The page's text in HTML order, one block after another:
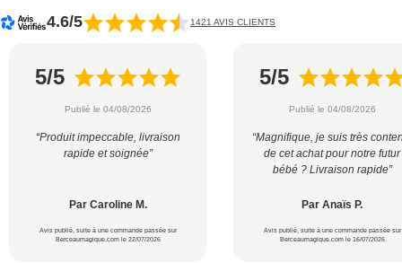
4.6/5 1421 AVIS CLIENTS
5/5
Publié le 04/08/2026
“Produit impeccable, livraison
rapide et soignée”
Par Caroline M.
Avis publié, suite à une commande passée sur
Berceaumagique.com le 22/07/2026
5/5
Publié le 04/08/2026
“Magnifique, je suis très
de cet achat pour notre futur
bébé ? Livraison rapide”
Par Anaïs P.
Avis publié, suite à une commande passée sur
Berceaumagique.com le 16/07/2026